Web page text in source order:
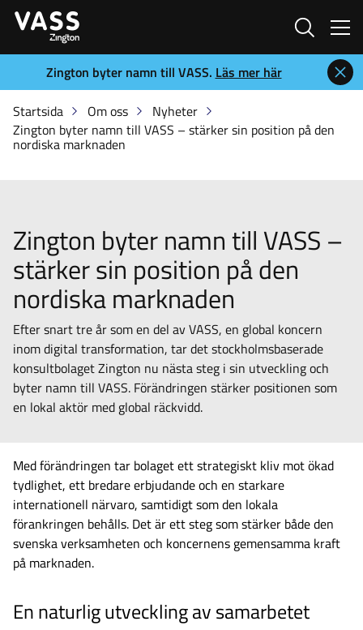
Sök
Zington byter namn till VASS. Läs mer här
Startsida
Om oss
Nyheter
Zington byter namn till VASS – stärker sin position på den
nordiska marknaden
Zington byter namn till VASS –
stärker sin position på den
nordiska marknaden
Efter snart tre år som en del av VASS, en global koncern
inom digital transformation, tar det stockholmsbaserade
konsultbolaget Zington nu nästa steg i sin utveckling och
byter namn till VASS. Förändringen stärker positionen som
en lokal aktör med global räckvidd.
Med förändringen tar bolaget ett strategiskt kliv mot ökad
tydlighet, ett bredare erbjudande och en starkare
internationell närvaro, samtidigt som den lokala
förankringen behålls. Det är ett steg som stärker både den
svenska verksamheten och koncernens gemensamma kraft
på marknaden.
En naturlig utveckling av samarbetet